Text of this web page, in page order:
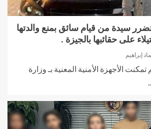
سيدة من قيام سائق بمنع والدتها
على حقائبها بالجيزة .
إبراهيم
الأجهزة الأمنية المعنية بـ وزارة